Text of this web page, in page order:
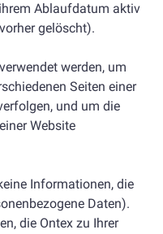
Ablaufdatum aktiv
gelöscht).
werden, um
Seiten einer
und um die
Website
Informationen, die
Daten).
die Ontex zu Ihrer